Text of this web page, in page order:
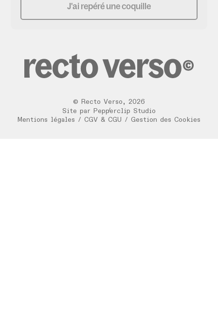
J'ai repéré une coquille
© Recto Verso , 2026
/
Site par
Pepperclip Studio
Mentions légales / CGV & CGU / Gestion des Cookies